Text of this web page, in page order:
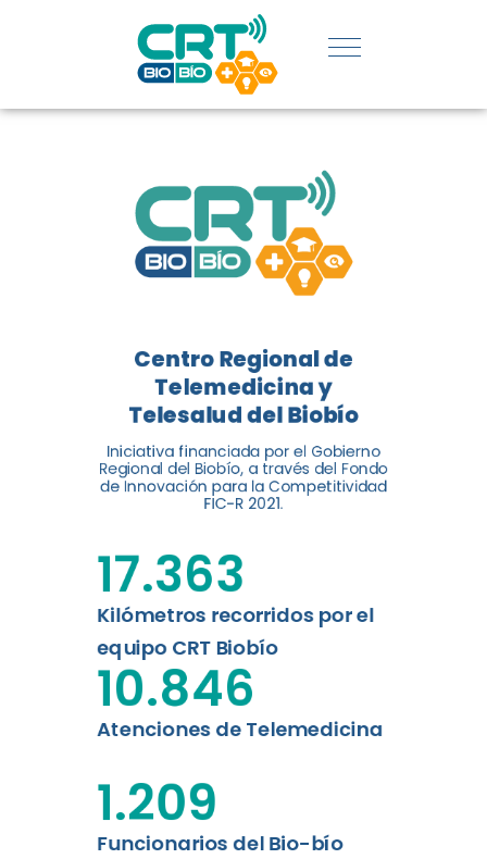
REGIÓN:
CONOCE
LOGROS
DE CRT
BIOBÍO
El Centro Regional de
Telemedicina y Telesalud del
Biobío presenta el balance de
tres años acercando la salud
digital a los habitantes...
Leer más
Centro Regional de
Telemedicina y
Telesalud del Biobío
Iniciativa financiada por el Gobierno
Regional del Biobío, a través del Fondo
de Innovación para la Competitividad
FIC-R 2021.
Kilómetros recorridos por el
equipo CRT Biobío
17.363
Atenciones de Telemedicina
10.846
Funcionarios del Bio-bío
1.209